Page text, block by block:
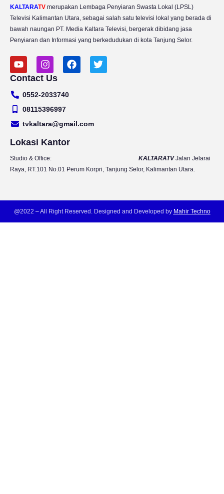
KALTARATV merupakan Lembaga Penyiaran Swasta Lokal (LPSL)
Televisi Kalimantan Utara, sebagai salah satu televisi lokal yang berada di
bawah naungan PT. Media Kaltara Televisi, bergerak dibidang jasa
Penyiaran dan Informasi yang berkedudukan di kota Tanjung Selor.
Y
o
u
u
b
I
n
s
a
g
a
m
F
a
k
T
w
Contact Us
0552-2033740
08115396997
tvkaltara@gmail.com
Lokasi Kantor
Studio & Office: KALTARATVJalan Jelarai
Raya, RT.101 No.01 Perum Korpri, Tanjung Selor, Kalimantan Utara.
@2022 – All Right Reserved. Designed and Developed by Mahir Techno